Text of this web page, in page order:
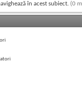
în acest subiect. (0